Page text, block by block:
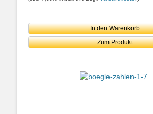
In den Warenkorb
Zum Produkt